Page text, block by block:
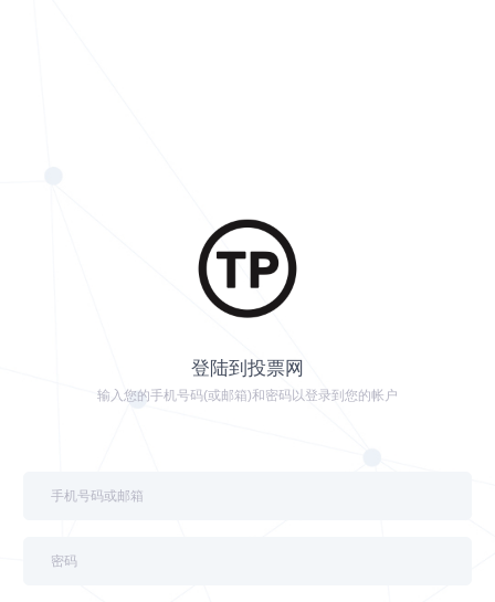
登陆到投票网
输入您的手机号码(或邮箱)和密码以登录到您的帐户